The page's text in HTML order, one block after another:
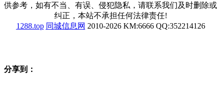
供参考，如有不当、有误、侵犯隐私，请联系我们及时删除或
纠正，本站不承担任何法律责任!
1288.top 同城信息网 2010-2026 KM:6666 QQ:352214126
分享到：